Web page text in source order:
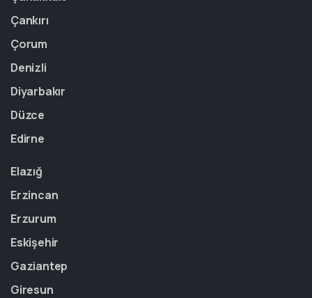
Çankırı
Çorum
Denizli
Diyarbakır
Düzce
Edirne
Elazığ
Erzincan
Erzurum
Eskişehir
Gaziantep
Giresun